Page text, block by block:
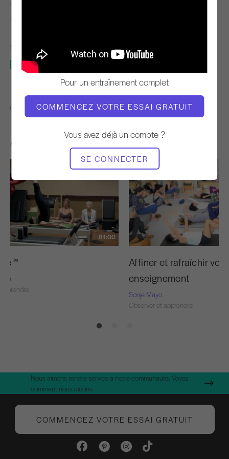
Pour un entraînement complet
COMMENCEZ VOTRE ESSAI GRATUIT
Vous avez déjà un compte ?
SE CONNECTER
ENSEIGNANT
Fabien Menegon
MATÉRIEL NÉCESSAIRE
Studio entier
TROUVER DES COURS SIMILAIRES POUR
30 - 40 min
Studio entier
Autres séances d'entraînement
81:00
Affiner et rafraîchir
enseignement
Sonje Mayo
Observer et apprendre
Nous aimons rendre service à notre communauté. Voyez
comment nous aidons.
COMMENCEZ VOTRE ESSAI GRATUIT